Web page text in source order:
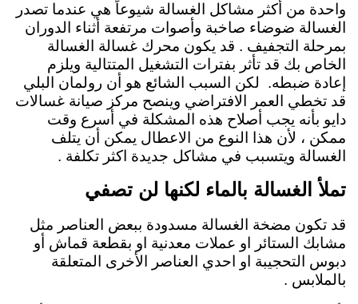
واحدة من أكثر مشاكل الغسالة شيوعاً هي عندما تصدر
الغسالة ضوضاء صاخبة وأصوات مرتفعة أثناء الدوران
بمرحلة التجفيف . قد يكون محرك غسالة الغسالة
الخاص بك قد تأثر بفترات التشغيل المتتالية ويلزم
إعادة ضبطه. لكن السبب الشائع هو أن رولمان البلي
قد تخطي العمر الافتراضي وينصح مركز صيانة غسالات
دايو بأنه يجب أصلاح هذه المشكلة في أسرع وقت
ممكن ، لأن هذا النوع من الاعطال يمكن أن يتلف
الغسالة ويتسبب في مشاكل جديدة اكثر تكلفة .
تملأ الغسالة بالماء لكنها لن تصفي
قد تكون مضخة الغسالة مسدودة ببعض العناصر مثل
مشابك الستائر او عملات معدنية او بقطعة قماش أو
دبوس التحجيبة او احدي العناصر الأخرى المتعلقة
بالملابس .